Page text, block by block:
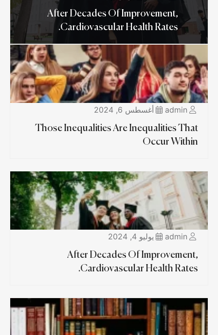
After Decades Of Improvement,
Cardiovascular Health Rates.
admin
أغسطس 6, 2024
Those Inequalities Are Inequalities That
Occur Within
admin
يوليو 4, 2024
After Decades Of Improvement,
Cardiovascular Health Rates.